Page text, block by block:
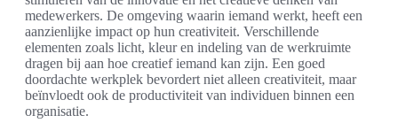
medewerkers. De omgeving waarin iemand werkt, heeft een
aanzienlijke impact op hun creativiteit. Verschillende
elementen zoals licht, kleur en indeling van de werkruimte
dragen bij aan hoe creatief iemand kan zijn. Een goed
doordachte werkplek bevordert niet alleen creativiteit, maar
beïnvloedt ook de productiviteit van individuen binnen een
organisatie.